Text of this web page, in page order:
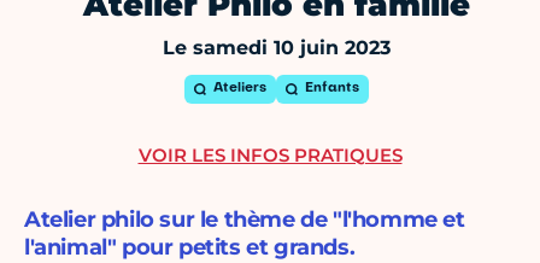
Le samedi 10 juin 2023
Ateliers Enfants
Atelier philo sur le thème de "l'homme et
l'animal" pour petits et grands.
VOIR LES INFOS PRATIQUES